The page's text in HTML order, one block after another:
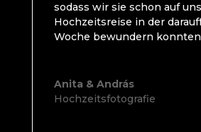
sodass wir sie schon auf
Hochzeitsreise in der
Woche bewundern
Anita & András
Hochzeitsfotografie